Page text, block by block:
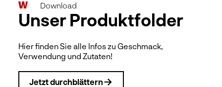
Download
Unser Produktfolder
Hier finden Sie alle Infos zu Geschmack,
Verwendung und Zutaten!
Jetzt durchblättern